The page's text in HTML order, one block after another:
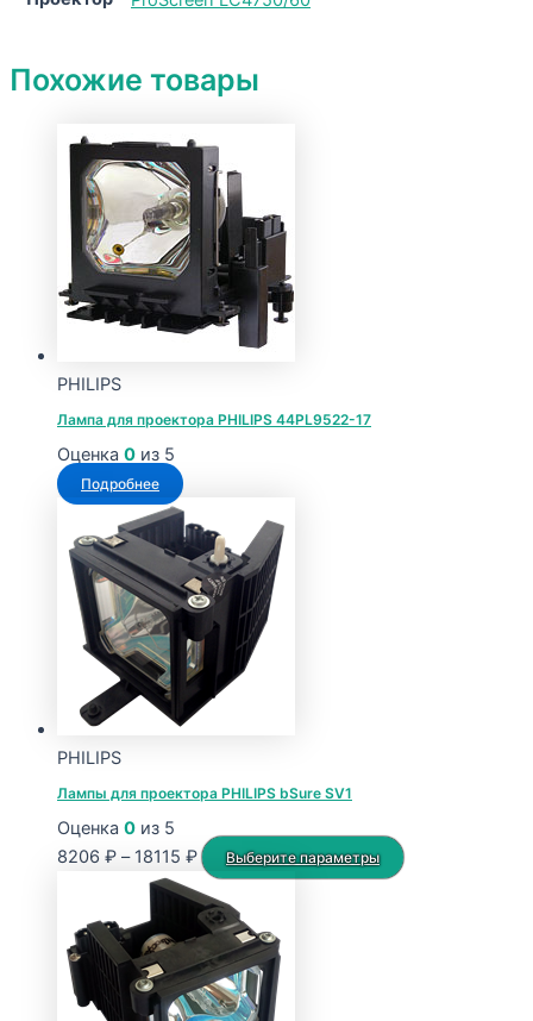
Похожие товары
PHILIPS
Лампа для проектора PHILIPS 44PL9522-17
Оценка 0 из 5
Подробнее
PHILIPS
Лампы для проектора PHILIPS bSure SV1
Оценка 0 из 5
8206 ₽ – 18115 ₽Диапазон
цен:
8206 ₽
–
18115 ₽
Выберите параметры
Этот